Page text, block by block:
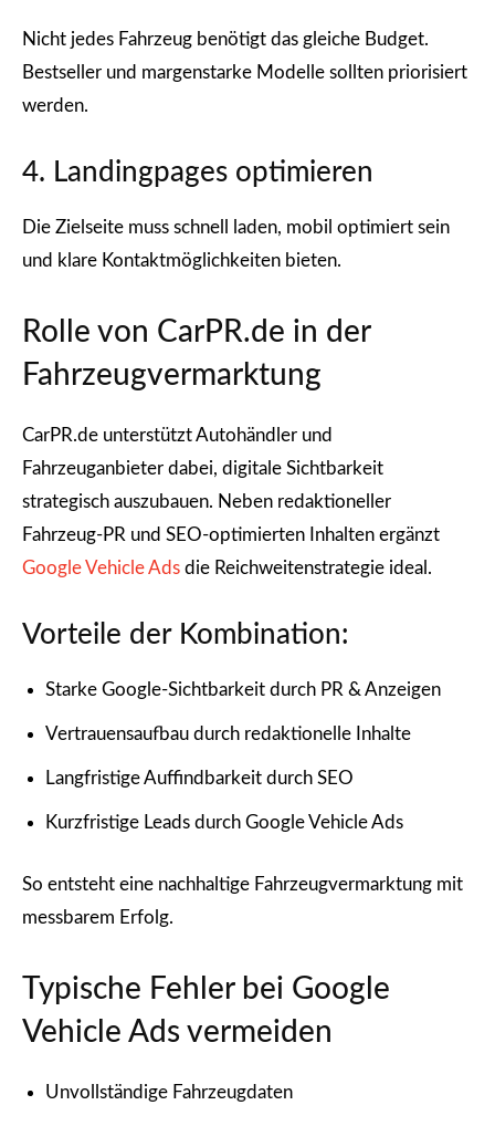
Nicht jedes Fahrzeug benötigt das gleiche Budget.
Bestseller und margenstarke Modelle sollten priorisiert
werden.
4. Landingpages optimieren
Die Zielseite muss schnell laden, mobil optimiert sein
und klare Kontaktmöglichkeiten bieten.
Rolle von CarPR.de in der
Fahrzeugvermarktung
CarPR.de unterstützt Autohändler und
Fahrzeuganbieter dabei, digitale Sichtbarkeit
strategisch auszubauen. Neben redaktioneller
Fahrzeug-PR und SEO-optimierten Inhalten ergänzt
Google Vehicle Ads die Reichweitenstrategie ideal.
Vorteile der Kombination:
Starke Google-Sichtbarkeit durch PR & Anzeigen
Vertrauensaufbau durch redaktionelle Inhalte
Langfristige Auffindbarkeit durch SEO
Kurzfristige Leads durch Google Vehicle Ads
So entsteht eine nachhaltige Fahrzeugvermarktung mit
messbarem Erfolg.
Typische Fehler bei Google
Vehicle Ads vermeiden
Unvollständige Fahrzeugdaten